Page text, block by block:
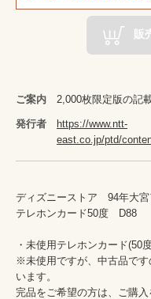
販
ご案内 2,000枚限定版の記
発行者
https://www.ntt-
east.co.jp/ptd/
ディズニーストア　94年大
テレホンカード50度　D88
・未使用テレホンカード(50
※未使用ですが、中古品で
います。
完品をご希望の方は、ご購入